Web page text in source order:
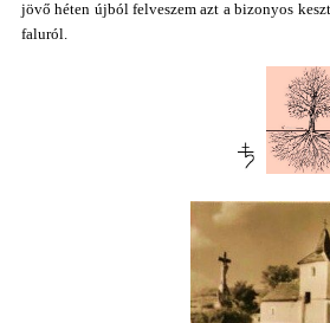
jövő héten újból felveszem azt a bizonyos
faluról.